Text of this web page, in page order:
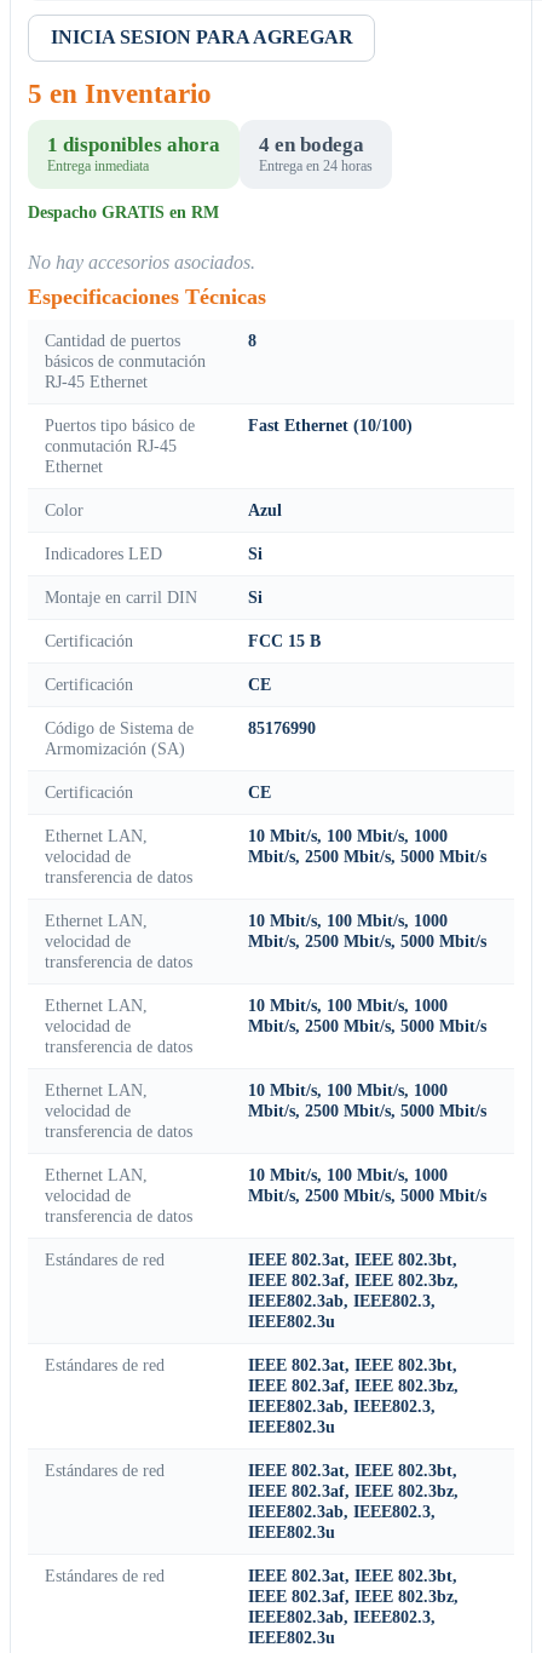
INICIA SESION PARA AGREGAR
5 en Inventario
1 disponibles ahora
Entrega inmediata
4 en bodega
Entrega en 24 horas
Despacho GRATIS en RM
No hay accesorios asociados.
Especificaciones Técnicas
Cantidad de puertos
básicos de conmutación
RJ-45 Ethernet
8
Puertos tipo básico de
conmutación RJ-45
Ethernet
Fast Ethernet (10/100)
Color Azul
Indicadores LED Si
Montaje en carril DIN Si
Certificación FCC 15 B
Certificación CE
Código de Sistema de
Armomización (SA)
85176990
Certificación CE
Ethernet LAN,
velocidad de
transferencia de datos
10 Mbit/s, 100 Mbit/s, 1000
Mbit/s, 2500 Mbit/s, 5000 Mbit/s
Ethernet LAN,
velocidad de
transferencia de datos
10 Mbit/s, 100 Mbit/s, 1000
Mbit/s, 2500 Mbit/s, 5000 Mbit/s
Ethernet LAN,
velocidad de
transferencia de datos
10 Mbit/s, 100 Mbit/s, 1000
Mbit/s, 2500 Mbit/s, 5000 Mbit/s
Ethernet LAN,
velocidad de
transferencia de datos
10 Mbit/s, 100 Mbit/s, 1000
Mbit/s, 2500 Mbit/s, 5000 Mbit/s
Ethernet LAN,
velocidad de
transferencia de datos
10 Mbit/s, 100 Mbit/s, 1000
Mbit/s, 2500 Mbit/s, 5000 Mbit/s
Estándares de red
IEEE 802.3at, IEEE 802.3bt,
IEEE 802.3af, IEEE 802.3bz,
IEEE802.3ab, IEEE802.3,
IEEE802.3u
Estándares de red
IEEE 802.3at, IEEE 802.3bt,
IEEE 802.3af, IEEE 802.3bz,
IEEE802.3ab, IEEE802.3,
IEEE802.3u
Estándares de red
IEEE 802.3at, IEEE 802.3bt,
IEEE 802.3af, IEEE 802.3bz,
IEEE802.3ab, IEEE802.3,
IEEE802.3u
Estándares de red
IEEE 802.3at, IEEE 802.3bt,
IEEE 802.3af, IEEE 802.3bz,
IEEE802.3ab, IEEE802.3,
IEEE802.3u